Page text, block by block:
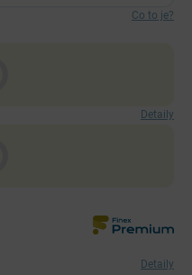
Co to je?
Detaily
Detaily